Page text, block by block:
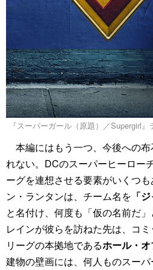
『スーパーガール（原題）／Supergirl
本編にはもう一つ、今後への
れない。DCのスーパーヒーロー
ーグを連想させる要素がいくつ
ン・ランタンは、チーム名を 「
と名付け、何度も「仮の名前だ
レインが彼らを訪ねた先は、コ
リーグの本拠地であるホール・
建物の壁画には、何人ものスー